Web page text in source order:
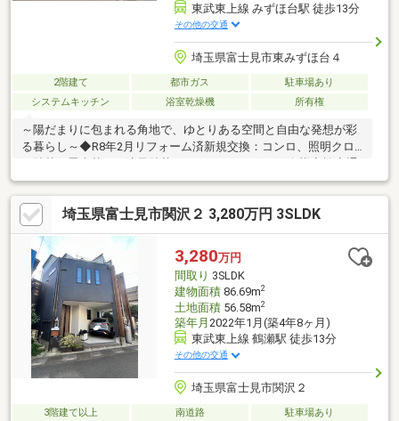
東武東上線 みずほ台駅 徒歩13分
その他の交通
埼玉県富士見市東みずほ台４
2階建て 都市ガス
駐車場あり
システムキッチン
浴室乾燥機 所有権
～陽だまりに包まれる角地で、ゆとりある空間と自由な発想が彩
る暮らし～◆R8年2月リフォーム済新規交換：コンロ、照明クロ
勤・通学や休日のお出かけにも便利な立地東武東上線「みずほ
台」駅 徒歩13分ららぽーと富士見 車で約6分◆暮らしに応え
るフレキシブルルームを採用！家族構成や暮らしの変化に柔軟に
対応する可動間仕切りを採用◆お子さまの通学に安心感を◎みず
ほ台小学校 徒歩2分富士見市東みずほ台4丁目 中古戸建のお問
合せは【0120-727-478】までお電話ください！
埼玉県富士見市関沢２ 3,280万円 3SLDK
3,280万円
間取り 3SLDK
建物面積86.69m2
土地面積56.58m2
築年月 2022年1月(築4年8ヶ月)
東武東上線 鶴瀬駅 徒歩13分
その他の交通
埼玉県富士見市関沢２
3階建て以上 南道路
駐車場あり